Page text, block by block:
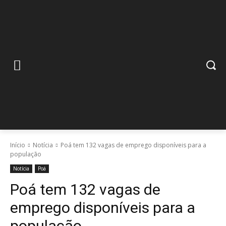
Início Notícia
Poá tem 132 vagas de emprego disponíveis para a
população
Notícia Poá
Poá tem 132 vagas de
emprego disponíveis para a